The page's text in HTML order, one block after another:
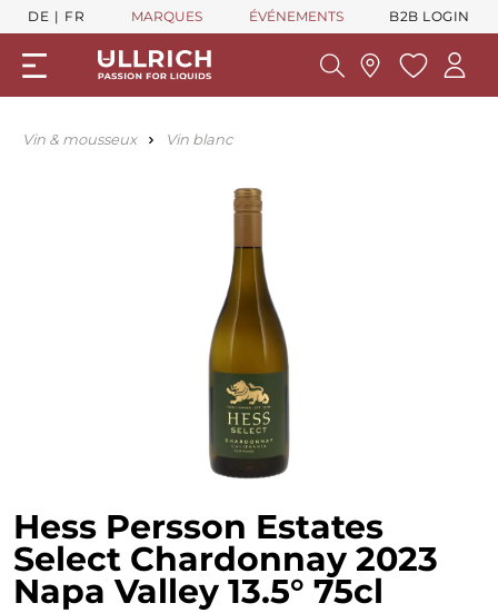
DE FR MARQUES ÉVÉNEMENTS B2B LOGIN
Vin & mousseux Vin blanc
Hess Persson Estates
Select Chardonnay 2023
Napa Valley 13.5° 75cl